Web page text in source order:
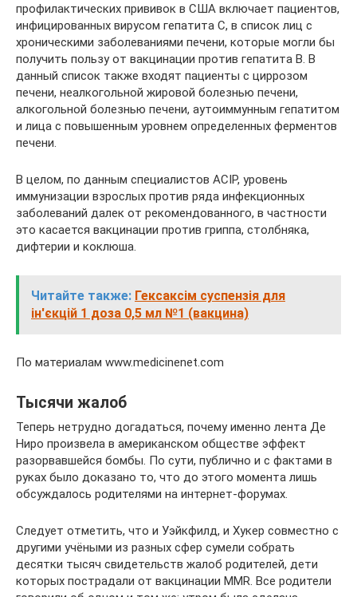
профилактических прививок в США включает пациентов,
инфицированных вирусом гепатита С, в список лиц с
хроническими заболеваниями печени, которые могли бы
получить пользу от вакцинации против гепатита В. В
данный список также входят пациенты с циррозом
печени, неалкогольной жировой болезнью печени,
алкогольной болезнью печени, аутоиммунным гепатитом
и лица с повышенным уровнем определенных ферментов
печени.
В целом, по данным специалистов ACIP, уровень
иммунизации взрослых против ряда инфекционных
заболеваний далек от рекомендованного, в частности
это касается вакцинации против гриппа, столбняка,
дифтерии и коклюша.
Читайте также: Гексаксім суспензія для
ін'єкцій 1 доза 0,5 мл №1 (вакцина)
По материалам www.medicinenet.com
Тысячи жалоб
Теперь нетрудно догадаться, почему именно лента Де
Ниро произвела в американском обществе эффект
разорвавшейся бомбы. По сути, публично и с фактами в
руках было доказано то, что до этого момента лишь
обсуждалось родителями на интернет-форумах.
Следует отметить, что и Уэйкфилд, и Хукер совместно с
другими учёными из разных сфер сумели собрать
десятки тысяч свидетельств жалоб родителей, дети
которых пострадали от вакцинации MMR. Все родители